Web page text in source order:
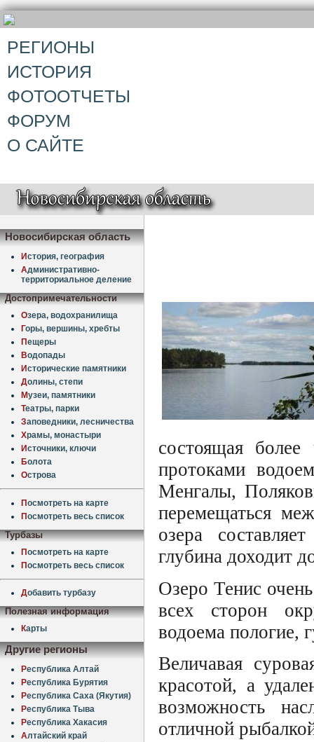
РЕГИОНЫ
ИСТОРИЯ
ФОТООТЧЕТЫ
ФОРУМ
О САЙТЕ
Новосибирская область
История, география
Административно-
территориальное деление
Достопримечательности
Озера, водохранилища
Горы, вершины, хребты
Пещеры
Водопады
Исторические памятники
Долины, степи
Музеи, памятники
Театры, парки
Заповедники, лесничества
Храмы, монастыри
Источники, ключи
Болота
Острова
Посмотреть на карте
Посмотреть весь список
Турбазы
Посмотреть на карте
Посмотреть весь список
Добавить турбазу
Полезная информация
Карты
Другие регионы
Республика Алтай
Республика Бурятия
Республика Саха (Якутия)
Республика Тыва
Республика Хакасия
Алтайский край
состоящая
протоками
Менгалы,
перемещаться
озера
глубина доходит
Озеро Тенис
всех сторон
водоема пологие,
Величавая
красотой, а
возможность
отличной